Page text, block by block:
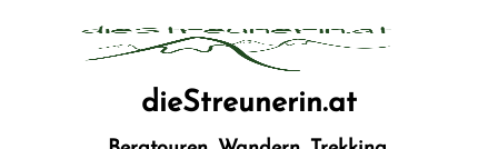
dieStreunerin.at